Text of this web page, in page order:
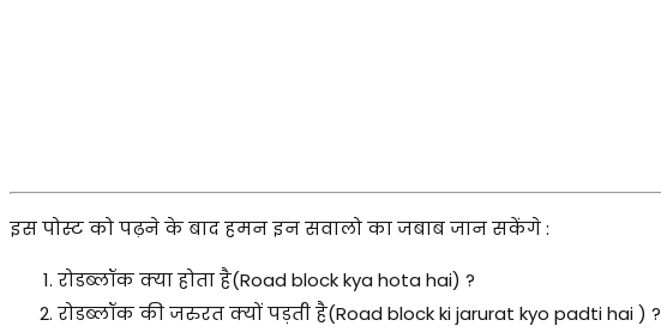
इस पोस्ट को पढ़ने के बाद हमन इन सवालो का जबाब जान सकेंगे :
रोडब्लॉक क्या होता है(Road block kya hota hai) ?
रोडब्लॉक की जरुरत क्यों पड़ती है(Road block ki jarurat kyo padti hai ) ?